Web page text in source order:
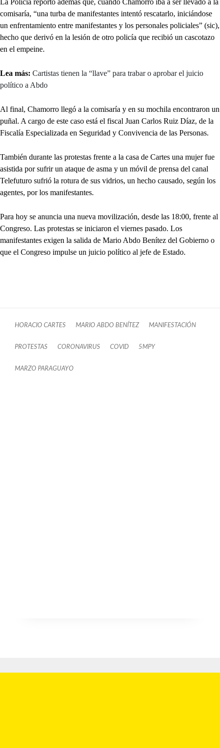
comisaría, “una turba de manifestantes intentó rescatarlo, iniciándose
un enfrentamiento entre manifestantes y los personales policiales” (sic),
hecho que derivó en la lesión de otro policía que recibió un cascotazo
en el empeine.
Lea más: Cartistas tienen la “llave” para trabar o aprobar el juicio
político a Abdo
Al final, Chamorro llegó a la comisaría y en su mochila encontraron un
puñal. A cargo de este caso está el fiscal Juan Carlos Ruiz Díaz, de la
Fiscalía Especializada en Seguridad y Convivencia de las Personas.
También durante las protestas frente a la casa de Cartes una mujer fue
asistida por sufrir un ataque de asma y un móvil de prensa del canal
Telefuturo sufrió la rotura de sus vidrios, un hecho causado, según los
agentes, por los manifestantes.
Para hoy se anuncia una nueva movilización, desde las 18:00, frente al
Congreso. Las protestas se iniciaron el viernes pasado. Los
manifestantes exigen la salida de Mario Abdo Benítez del Gobierno o
que el Congreso impulse un juicio político al jefe de Estado.
HORACIO CARTES MARIO ABDO BENÍTEZ MANIFESTACIÓN
PROTESTAS CORONAVIRUS COVID 5MPY
MARZO PARAGUAYO